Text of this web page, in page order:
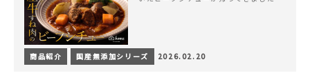
商品紹介 国産無添加シリーズ 2026.02.20